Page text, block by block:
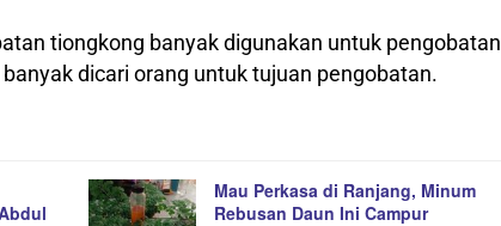
tiongkong banyak digunakan untuk pengobatan
dicari orang untuk tujuan pengobatan.
Mau Perkasa di Ranjang, Minum
Rebusan Daun Ini Campur